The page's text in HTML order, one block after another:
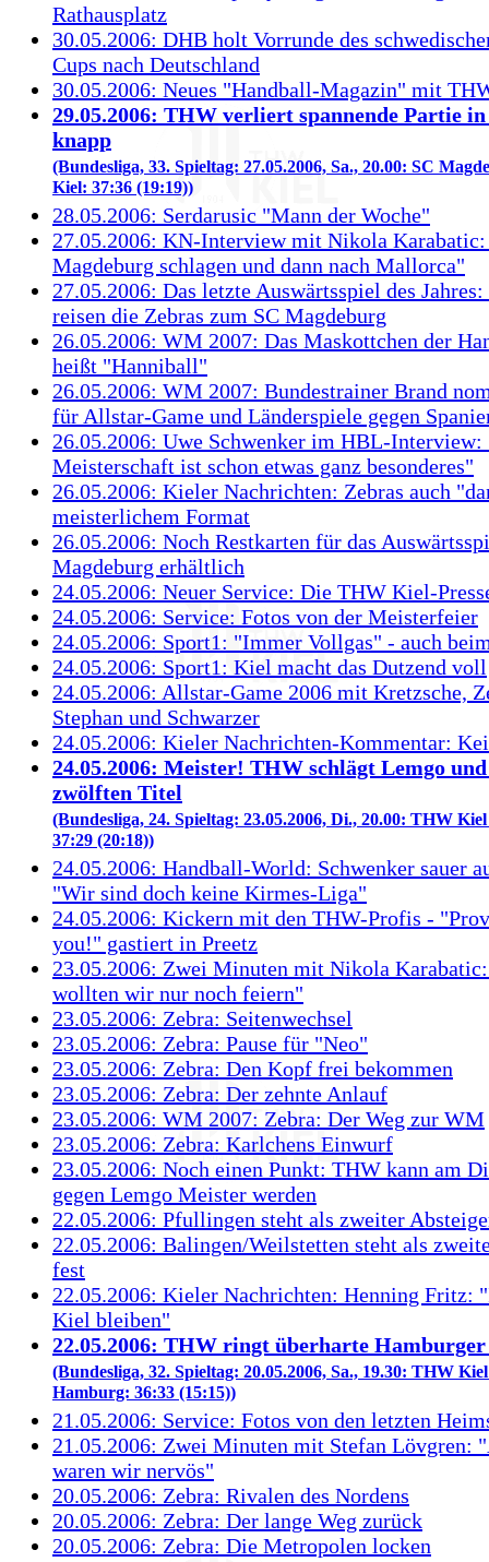
Rathausplatz
30.05.2006: DHB holt Vorrunde des
Cups nach Deutschland
30.05.2006: Neues "Handball-Magazin" mit
29.05.2006: THW verliert spannende Partie
knapp
(Bundesliga, 33. Spieltag: 27.05.2006, Sa., 20.00: SC
Kiel: 37:36 (19:19))
28.05.2006: Serdarusic "Mann der Woche"
27.05.2006: KN-Interview mit Nikola
Magdeburg schlagen und dann nach Mallorca"
27.05.2006: Das letzte Auswärtsspiel des Jahres:
reisen die Zebras zum SC Magdeburg
26.05.2006: WM 2007: Das Maskottchen der
heißt "Hanniball"
26.05.2006: WM 2007: Bundestrainer Brand
für Allstar-Game und Länderspiele gegen
26.05.2006: Uwe Schwenker im HBL-Interview:
Meisterschaft ist schon etwas ganz besonderes"
26.05.2006: Kieler Nachrichten: Zebras auch
meisterlichem Format
26.05.2006: Noch Restkarten für das
Magdeburg erhältlich
24.05.2006: Neuer Service: Die THW Kiel-
24.05.2006: Service: Fotos von der Meisterfeier
24.05.2006: Sport1: "Immer Vollgas" - auch
24.05.2006: Sport1: Kiel macht das Dutzend voll
24.05.2006: Allstar-Game 2006 mit Kretzsche,
Stephan und Schwarzer
24.05.2006: Kieler Nachrichten-Kommentar:
24.05.2006: Meister! THW schlägt Lemgo
zwölften Titel
(Bundesliga, 24. Spieltag: 23.05.2006, Di., 20.00: THW
37:29 (20:18))
24.05.2006: Handball-World: Schwenker sauer
"Wir sind doch keine Kirmes-Liga"
24.05.2006: Kickern mit den THW-Profis -
you!" gastiert in Preetz
23.05.2006: Zwei Minuten mit Nikola
wollten wir nur noch feiern"
23.05.2006: Zebra: Seitenwechsel
23.05.2006: Zebra: Pause für "Neo"
23.05.2006: Zebra: Den Kopf frei bekommen
23.05.2006: Zebra: Der zehnte Anlauf
23.05.2006: WM 2007: Zebra: Der Weg zur WM
23.05.2006: Zebra: Karlchens Einwurf
23.05.2006: Noch einen Punkt: THW kann am
gegen Lemgo Meister werden
22.05.2006: Pfullingen steht als zweiter
22.05.2006: Balingen/Weilstetten steht als
fest
22.05.2006: Kieler Nachrichten: Henning Fritz:
Kiel bleiben"
22.05.2006: THW ringt überharte
(Bundesliga, 32. Spieltag: 20.05.2006, Sa., 19.30: THW
Hamburg: 36:33 (15:15))
21.05.2006: Service: Fotos von den letzten
21.05.2006: Zwei Minuten mit Stefan Lövgren:
waren wir nervös"
20.05.2006: Zebra: Rivalen des Nordens
20.05.2006: Zebra: Der lange Weg zurück
20.05.2006: Zebra: Die Metropolen locken